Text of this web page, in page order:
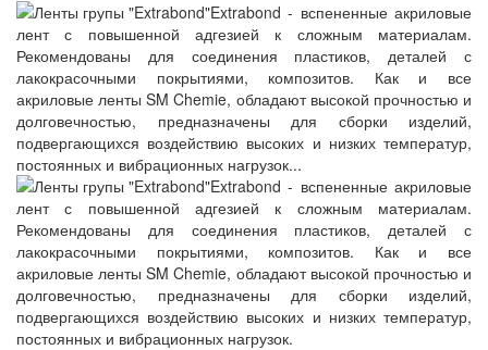
Extrabond - вспененные акриловые
лент с повышенной адгезией к сложным материалам.
Рекомендованы для соединения пластиков, деталей с
лакокрасочными покрытиями, композитов. Как и все
акриловые ленты SM Chemie, обладают высокой прочностью и
долговечностью, предназначены для сборки изделий,
подвергающихся воздействию высоких и низких температур,
постоянных и вибрационных нагрузок...
Extrabond - вспененные акриловые
лент с повышенной адгезией к сложным материалам.
Рекомендованы для соединения пластиков, деталей с
лакокрасочными покрытиями, композитов. Как и все
акриловые ленты SM Chemie, обладают высокой прочностью и
долговечностью, предназначены для сборки изделий,
подвергающихся воздействию высоких и низких температур,
постоянных и вибрационных нагрузок.